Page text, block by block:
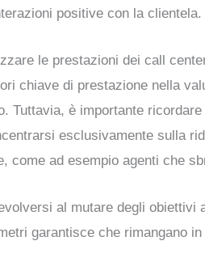
positive con la clientela.
le prestazioni dei call
chiave di prestazione nella
Tuttavia, è importante
esclusivamente sulla
come ad esempio agenti che
al mutare degli
garantisce che rimangano